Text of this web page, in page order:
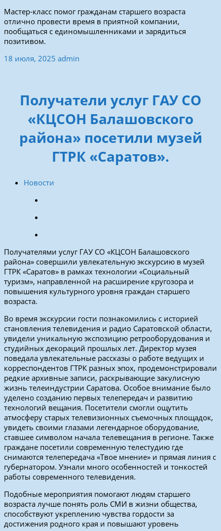
Мастер-класс помог гражданам старшего возраста
отлично провести время в приятной компании,
пообщаться с единомышленниками и зарядиться
позитивом.
18 июля, 2025 admin
Получатели услуг ГАУ СО
«КЦСОН Балашовского
района» посетили музей
ГТРК «Саратов».
Новости
Получателями услуг ГАУ СО «КЦСОН Балашовского
района» совершили увлекательную экскурсию в музей
ГТРК «Саратов» в рамках технологии «Социальный
туризм», направленной на расширение кругозора и
повышения культурного уровня граждан старшего
возраста.
Во время экскурсии гости познакомились с историей
становления телевидения и радио Саратовской области,
увидели уникальную экспозицию ретрооборудования и
студийных декораций прошлых лет. Директор музея
поведала увлекательные рассказы о работе ведущих и
корреспондентов ГТРК разных эпох, продемонстрировали
редкие архивные записи, раскрывающие закулисную
жизнь телеиндустрии Саратова. Особое внимание было
уделено созданию первых телепередач и развитию
технологий вещания. Посетители смогли ощутить
атмосферу старых телевизионных съемочных площадок,
увидеть своими глазами легендарное оборудование,
ставшее символом начала телевещания в регионе. Также
граждане посетили современную телестудию где
снимаются телепередача «Твое мнение» и прямая линия с
губернатором. Узнали много особенностей и тонкостей
работы современного телевидения.
Подобные мероприятия помогают людям старшего
возраста лучше понять роль СМИ в жизни общества,
способствуют укреплению чувства гордости за
достижения родного края и повышают уровень